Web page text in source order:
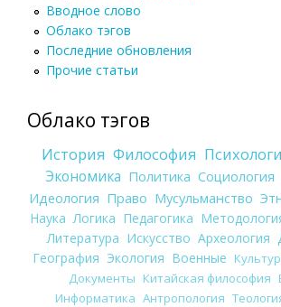
Вводное слово
Облако тэгов
Последние обновления
Прочие статьи
Облако тэгов
История Философия
Экономика Политика Социология
Идеология Право Мусульманство
Наука Логика Педагогика
Литература Искусство Археология
География Экология Военные
Документы Китайская философия
Информатика Антропология